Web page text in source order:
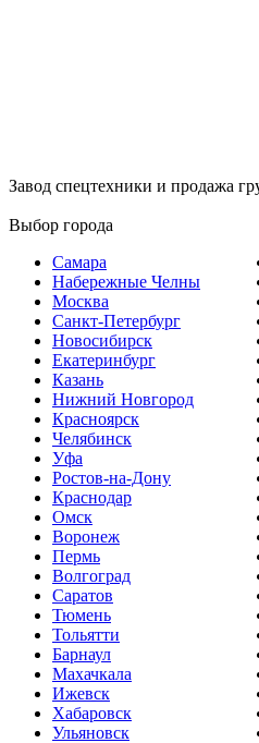
Завод спецтехники и продажа
Выбор города
Самара
Набережные Челны
Москва
Санкт-Петербург
Новосибирск
Екатеринбург
Казань
Нижний Новгород
Красноярск
Челябинск
Уфа
Ростов-на-Дону
Краснодар
Омск
Воронеж
Пермь
Волгоград
Саратов
Тюмень
Тольятти
Барнаул
Махачкала
Ижевск
Хабаровск
Ульяновск